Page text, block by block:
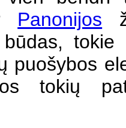
Panonijos
būdas,
puošybos
tokių